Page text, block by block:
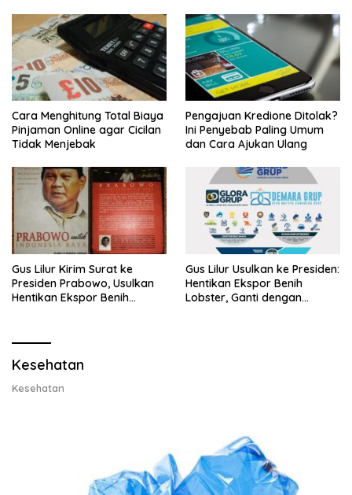
Cara Menghitung Total Biaya
Pinjaman Online agar Cicilan
Tidak Menjebak
Pengajuan Kredione Ditolak?
Ini Penyebab Paling Umum
dan Cara Ajukan Ulang
Gus Lilur Kirim Surat ke
Presiden Prabowo, Usulkan
Hentikan Ekspor Benih
Gus Lilur Usulkan ke Presiden:
Hentikan Ekspor Benih
Lobster, Ganti dengan
Kesehatan
Kesehatan